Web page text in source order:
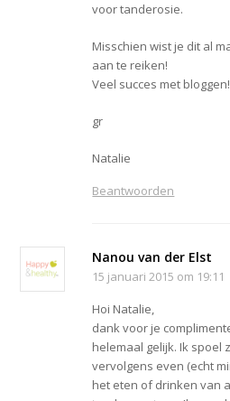
voor tanderosie.
Misschien wist je dit al
aan te reiken!
Veel succes met bloggen!
gr
Natalie
Beantwoorden
Nanou van der Elst
15 januari 2015 om 19:11
Hoi Natalie,
dank voor je
helemaal gelijk. Ik spoel
vervolgens even (echt
het eten of drinken van